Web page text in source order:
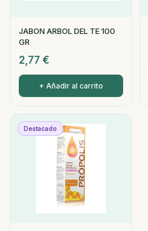
JABON ARBOL DEL TE 100
GR
2,77 €
+ Añadir al carrito
Destacado